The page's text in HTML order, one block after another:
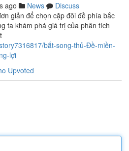
ago News
Discuss
giản để chọn cặp đôi đề phía bắc
ta khám phá giá trị của phân tích
bắt-song-thủ-Đề-miền-
lợi
Upvoted